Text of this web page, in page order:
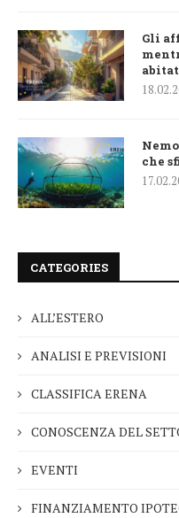
Gli
che
CATEGORIES
ALL’ESTERO
ANALISI E PREVISIONI
CLASSIFICA ERENA
CONOSCENZA DEL
EVENTI
FINANZIAMENTO